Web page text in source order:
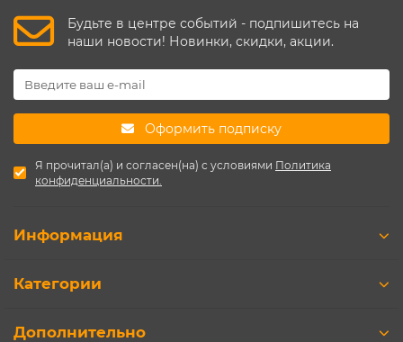
Будьте в центре событий - подпишитесь на
наши новости! Новинки, скидки, акции.
Оформить подписку
Я прочитал(а) и согласен(на) с условиями Политика
конфиденциальности.
Информация
Категории
Дополнительно